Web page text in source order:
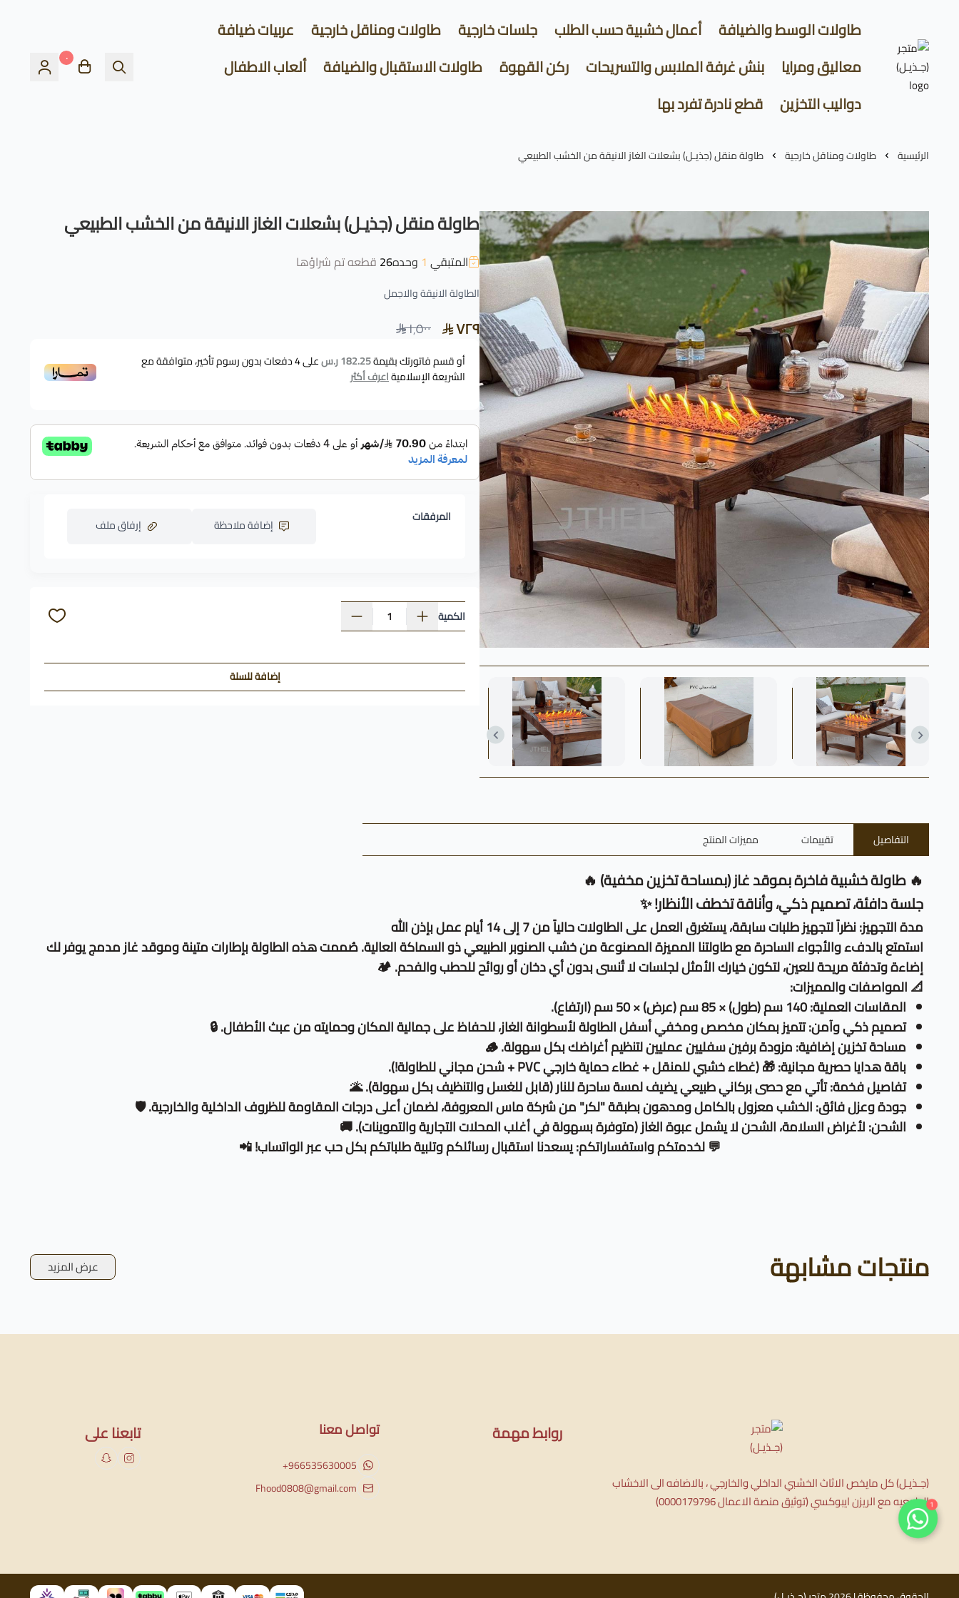
متجر (جـذيـل)
طاولات الوسط والضيافة أعمال خشبية حسب الطلب جلسات خارجية طاولات ومناقل خارجية
عربيات ضيافة
معاليق ومرايا
بنش غرفة الملابس والتسريحات ركن القهوة طاولات الاستقبال والضيافة
ألعاب الاطفال
دواليب التخزين
قطع نادرة تفرد بها
٠
الرئيسية طاولات ومناقل خارجية طاولة منقل (جذيـل) بشعلات الغاز الانيقة من الخشب الطبيعي
طاولة منقل (جذيـل) بشعلات الغاز الانيقة من الخشب الطبيعي
المتبقي 1 وحده26 قطعه تم شراؤها
الطاولة الانيقة والاجمل
٧٢٩ ١٬٥٠٠
أو قسم فاتورتك بقيمة182.25 ر.س على4دفعات بدون رسوم تأخير، متوافقة مع
الشريعة الإسلاميةاعرف أكثر
المرفقات إضافة ملاحظة إرفاق ملف
الكمية
إضافة للسلة
التفاصيل تقييمات مميزات المنتج
🔥 طاولة خشبية فاخرة بموقد غاز (بمساحة تخزين مخفية) 🔥
جلسة دافئة، تصميم ذكي، وأناقة تخطف الأنظار! ✨
مدة التجهيز: نظراً لتجهيز طلبات سابقة، يستغرق العمل على الطاولات حالياً من 7 إلى 14 أيام عمل بإذن الله
استمتع بالدفء والأجواء الساحرة مع طاولتنا المميزة المصنوعة من خشب الصنوبر الطبيعي ذو السماكة العالية. صُممت هذه الطاولة بإطارات متينة وموقد غاز مدمج يوفر لك
إضاءة وتدفئة مريحة للعين، لتكون خيارك الأمثل لجلسات لا تُنسى بدون أي دخان أو روائح للحطب والفحم. 🏕️
📐 المواصفات والمميزات:
المقاسات العملية: 140 سم (طول) × 85 سم (عرض) × 50 سم (ارتفاع).
تصميم ذكي وآمن: تتميز بمكان مخصص ومخفي أسفل الطاولة لأسطوانة الغاز، للحفاظ على جمالية المكان وحمايته من عبث الأطفال. 🔒
مساحة تخزين إضافية: مزودة برفين سفليين عمليين لتنظيم أغراضك بكل سهولة. 🪵
باقة هدايا حصرية مجانية: 🎁 (غطاء خشبي للمنقل + غطاء حماية خارجي PVC + شحن مجاني للطاولة!).
تفاصيل فخمة: تأتي مع حصى بركاني طبيعي يضيف لمسة ساحرة للنار (قابل للغسل والتنظيف بكل سهولة). 🌋
جودة وعزل فائق: الخشب معزول بالكامل ومدهون بطبقة "لكر" من شركة ماس المعروفة، لضمان أعلى درجات المقاومة للظروف الداخلية والخارجية. 🛡️
الشحن: لأغراض السلامة، الشحن لا يشمل عبوة الغاز (متوفرة بسهولة في أغلب المحلات التجارية والتموينات). 🚚
💬 لخدمتكم واستفساراتكم: يسعدنا استقبال رسائلكم وتلبية طلباتكم بكل حب عبر الواتساب! 📲
منتجات مشابهة عرض المزيد
(جـذيـل) كل مايخص الاثاث الخشبي الداخلي والخارجي ، بالاضافه الى الاخشاب
الطبيعيه مع الريزن ايبوكسي (توثيق منصة الاعمال 0000179796)
روابط مهمة تواصل معنا
+966535630005
Fhood0808@gmail.com
تابعنا على
1